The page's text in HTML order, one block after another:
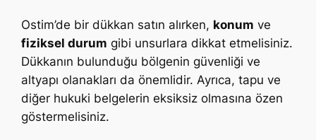
Ostim’de bir dükkan satın alırken, konum ve
fiziksel durum gibi unsurlara dikkat etmelisiniz.
Dükkanın bulunduğu bölgenin güvenliği ve
altyapı olanakları da önemlidir. Ayrıca, tapu ve
diğer hukuki belgelerin eksiksiz olmasına özen
göstermelisiniz.